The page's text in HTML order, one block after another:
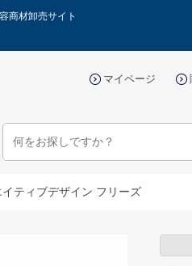
商材卸売サイト
マイページ
イティブデザイン フリーズ